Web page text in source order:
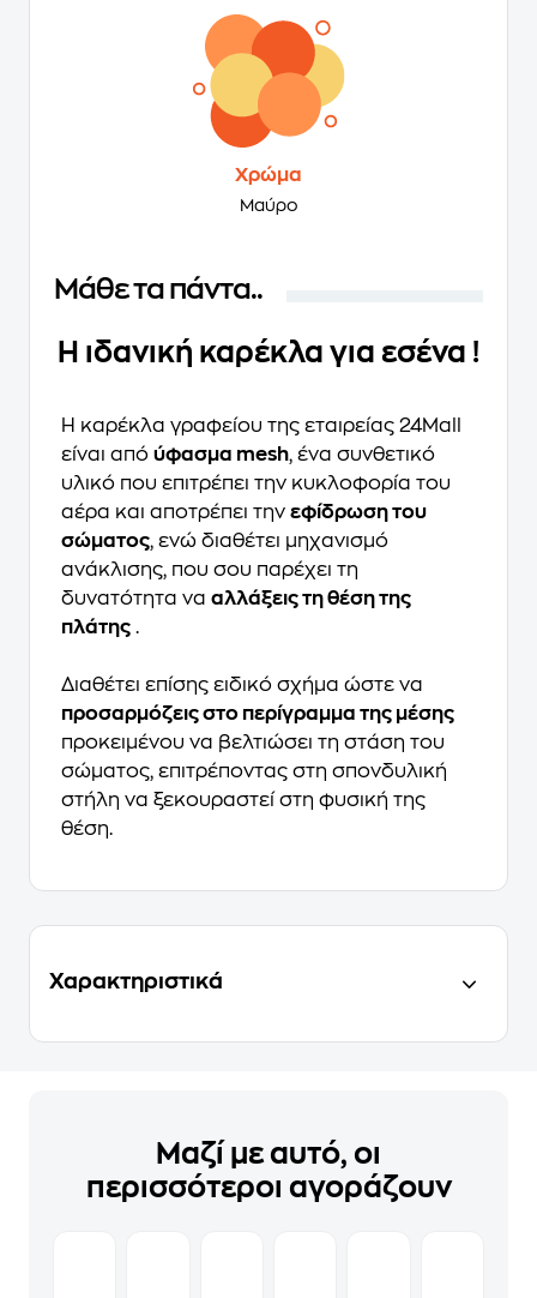
Χρώμα
Μαύρο
Μάθε τα πάντα..
Η ιδανική καρέκλα για εσένα !
Η καρέκλα γραφείου της εταιρείας 24Mall
είναι από ύφασμα mesh, ένα συνθετικό
υλικό που επιτρέπει την κυκλοφορία του
αέρα και αποτρέπει την εφίδρωση του
σώματος, ενώ διαθέτει μηχανισμό
ανάκλισης, που σου παρέχει τη
δυνατότητα να αλλάξεις τη θέση της
πλάτης .
Διαθέτει επίσης ειδικό σχήμα ώστε να
προσαρμόζεις στο περίγραμμα της μέσης
προκειμένου να βελτιώσει τη στάση του
σώματος, επιτρέποντας στη σπονδυλική
στήλη να ξεκουραστεί στη φυσική της
θέση.
Χαρακτηριστικά
Μαζί με αυτό, οι
περισσότεροι αγοράζουν